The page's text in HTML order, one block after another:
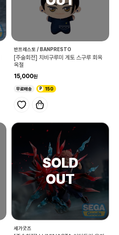
반프레스토 / BANPRESTO
[주술회전] 치비구루미 게토 스구루 회옥
옥절
15,000
무료배송 150
세가굿즈